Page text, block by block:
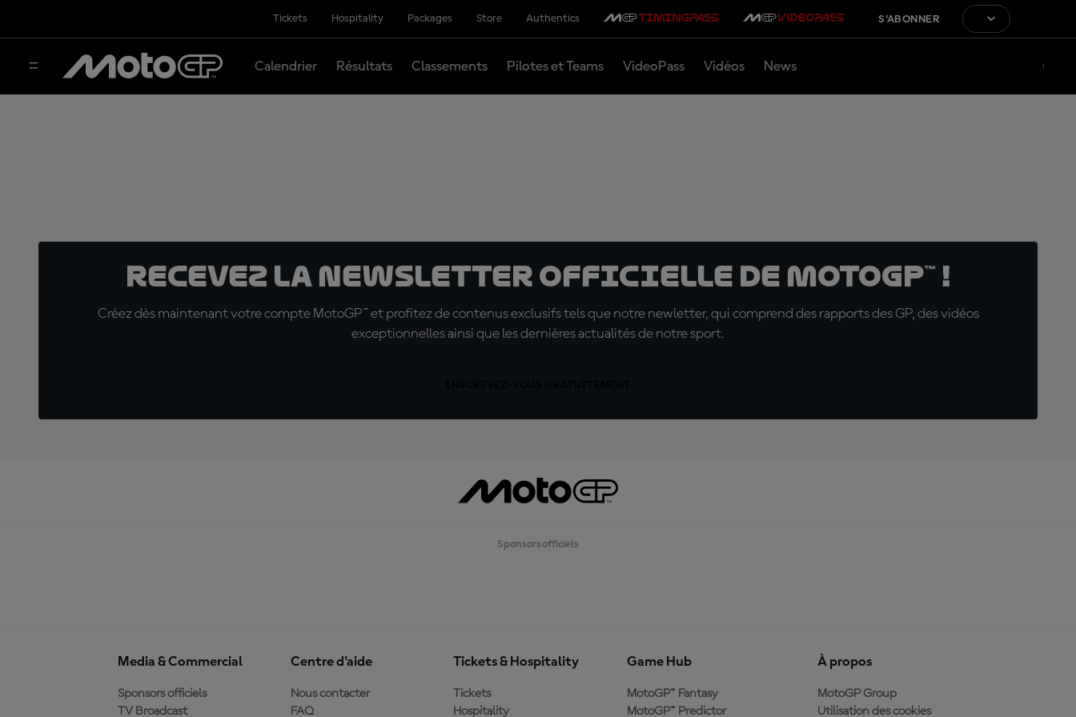
Tickets Hospitality Packages Store Authentics S'ABONNER
Calendrier Résultats Classements Pilotes et Teams VideoPass Vidéos News
Recevez la Newsletter officielle de MotoGP™ !
Créez dès maintenant votre compte MotoGP™ et profitez de contenus exclusifs tels que notre newletter, qui comprend des rapports des GP, des vidéos
exceptionnelles ainsi que les dernières actualités de notre sport.
Sponsors officiels
Media & Commercial
Sponsors officiels
TV Broadcast
Centre d'aide
Nous contacter
FAQ
Tickets & Hospitality
Tickets
Hospitality
Game Hub
MotoGP™ Fantasy
MotoGP™ Predictor
À propos
MotoGP Group
Utilisation des cookies